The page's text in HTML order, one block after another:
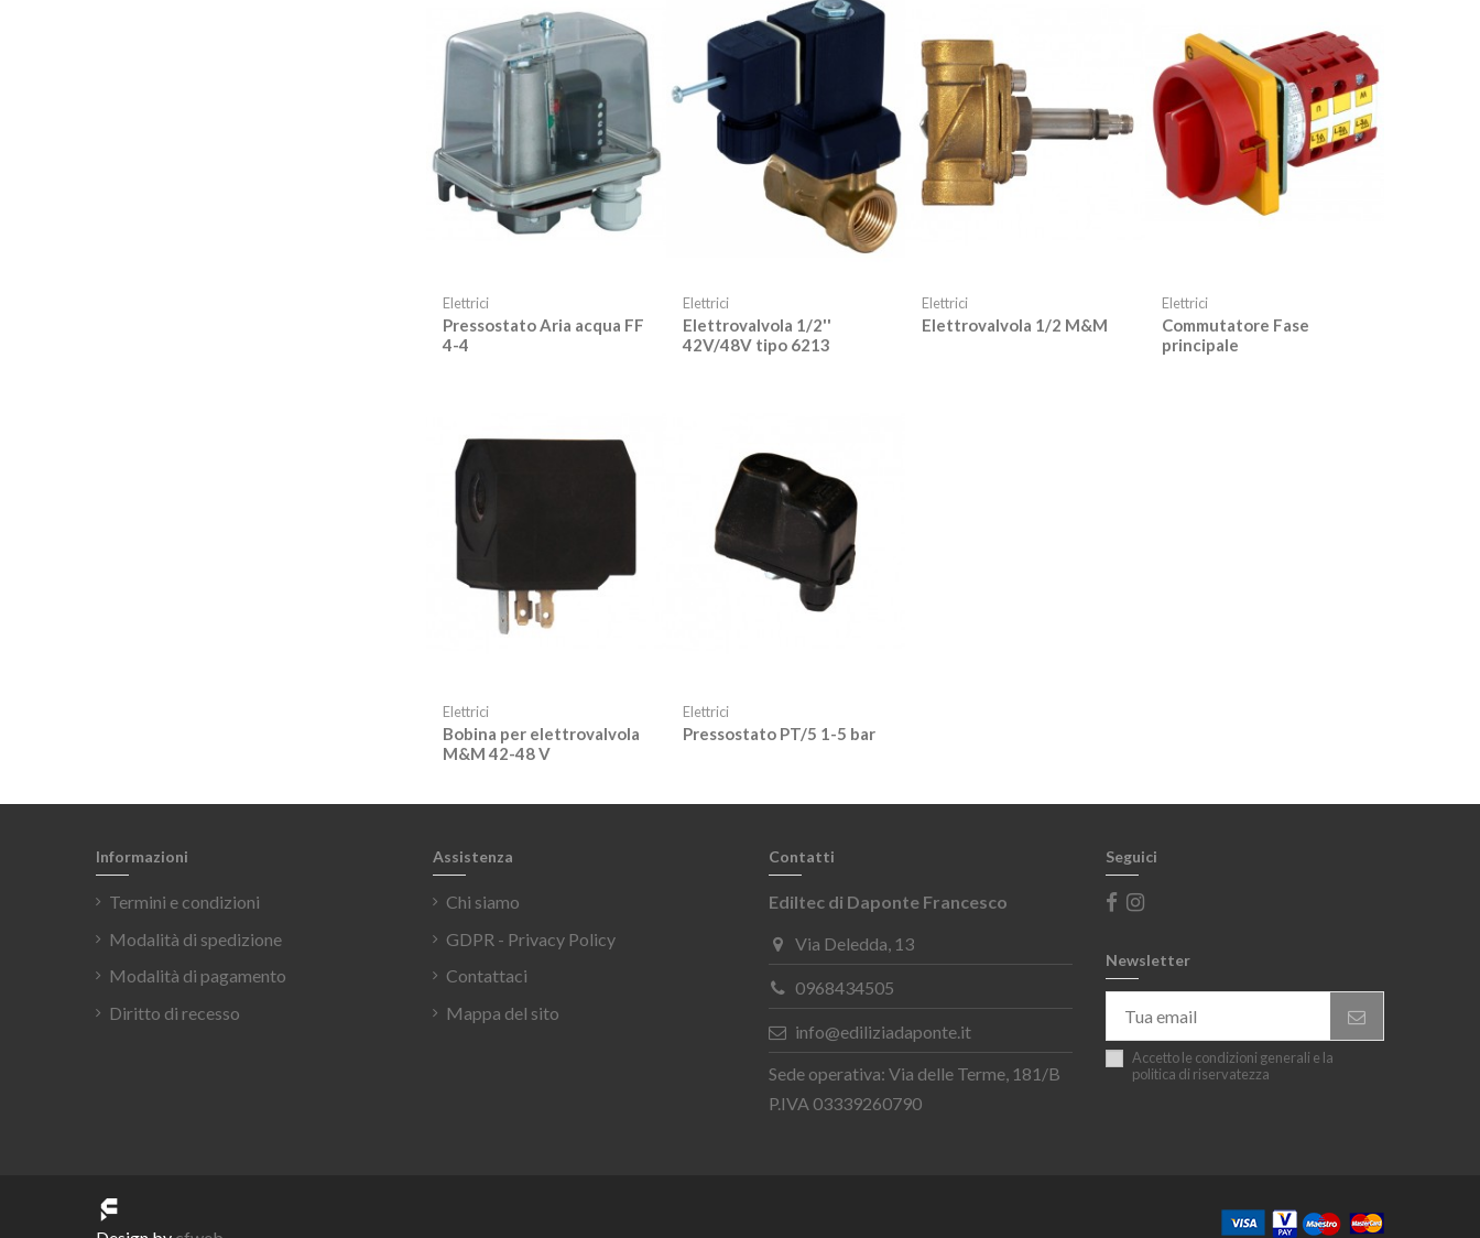
Elettrici
Pressostato Aria acqua FF
4-4
Elettrici
Elettrovalvola 1/2''
42V/48V tipo 6213
Elettrici
Elettrovalvola 1/2 M&M
Elettrici
Commutatore Fase
principale
Elettrici
Bobina per elettrovalvola
M&M 42-48 V
Elettrici
Pressostato PT/5 1-5 bar
Informazioni
Termini e condizioni
Modalità di spedizione
Modalità di pagamento
Diritto di recesso
Assistenza
Chi siamo
GDPR - Privacy Policy
Contattaci
Mappa del sito
Contatti
Ediltec di Daponte Francesco
Via Deledda, 13
0968434505
info@ediliziadaponte.it
Sede operativa: Via delle Terme, 181/B
P.IVA 03339260790
Seguici
Newsletter
Accetto le condizioni generali e la
politica di riservatezza